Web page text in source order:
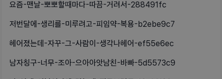
요즘-맨날-뽀뽀할때마다-따끔-거려서-288491fc
저번달에-생리를-미루려고-피임약-복용-b2ebe9c7
헤어졌는데-자꾸-그-사람이-생각나헤어-ef55e6ec
남자칭구-너무-조아-으아아앗남친-바빠-5d5573c9